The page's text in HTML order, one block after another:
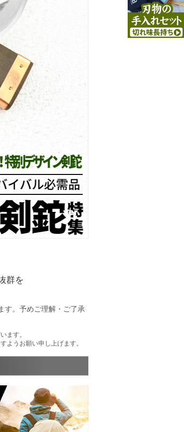
群を
す。予めご理解・ご了承
ます。
ようお願い申し上げます。